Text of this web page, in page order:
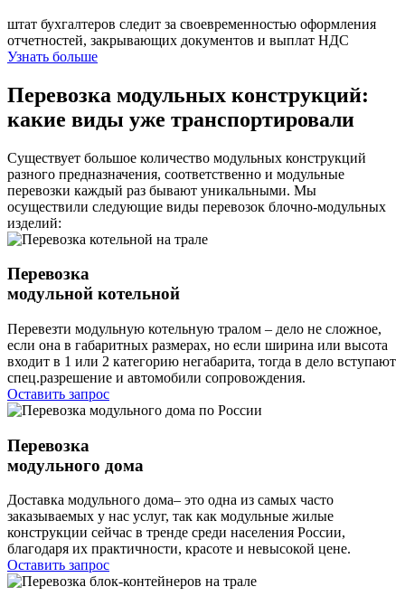
штат бухгалтеров следит за своевременностью оформления
отчетностей, закрывающих документов и выплат НДС
Узнать больше
Перевозка модульных конструкций:
какие виды уже транспортировали
Существует большое количество модульных конструкций
разного предназначения, соответственно и модульные
перевозки каждый раз бывают уникальными. Мы
осуществили следующие виды перевозок блочно-модульных
изделий:
Перевозка
модульной котельной
Перевезти модульную котельную тралом – дело не сложное,
если она в габаритных размерах, но если ширина или высота
входит в 1 или 2 категорию негабарита, тогда в дело вступают
спец.разрешение и автомобили сопровождения.
Оставить запрос
Перевозка
модульного дома
Доставка модульного дома– это одна из самых часто
заказываемых у нас услуг, так как модульные жилые
конструкции сейчас в тренде среди населения России,
благодаря их практичности, красоте и невысокой цене.
Оставить запрос